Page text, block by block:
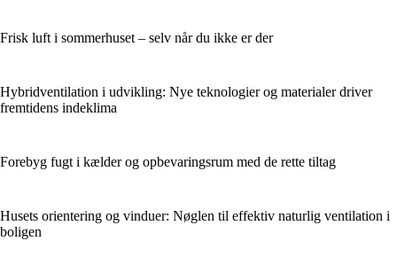
Frisk luft i sommerhuset – selv når du ikke er der
Hybridventilation i udvikling: Nye teknologier og materialer driver
fremtidens indeklima
Forebyg fugt i kælder og opbevaringsrum med de rette tiltag
Husets orientering og vinduer: Nøglen til effektiv naturlig ventilation i
boligen